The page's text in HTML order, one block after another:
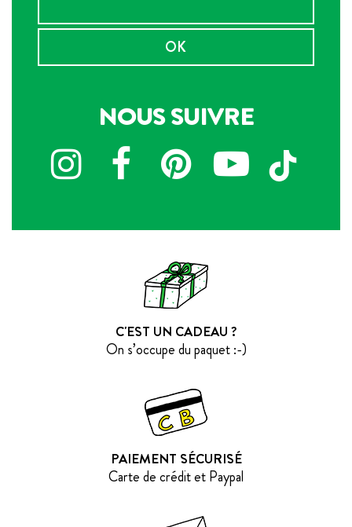
OK
NOUS SUIVRE
C'EST UN CADEAU ?
On s’occupe du paquet :-)
PAIEMENT SÉCURISÉ
Carte de crédit et Paypal